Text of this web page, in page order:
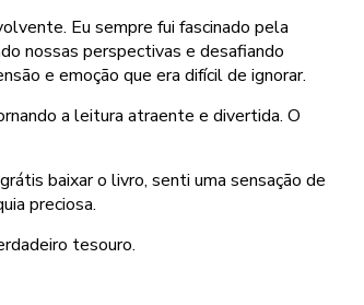
Eu sempre fui fascinado pela
nossas perspectivas e desafiando
e emoção que era difícil de ignorar.
a leitura atraente e divertida. O
baixar o livro, senti uma sensação de
preciosa.
tesouro.